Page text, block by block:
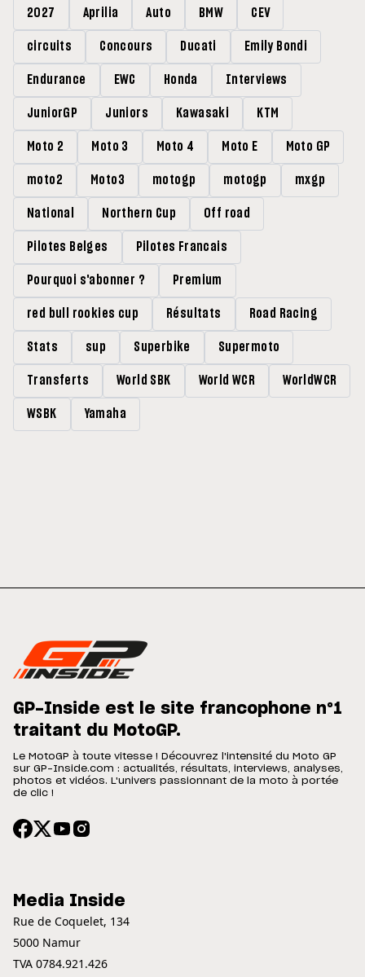
2027 Aprilia Auto BMW CEV
circuits Concours Ducati Emily Bondi
Endurance EWC Honda Interviews
JuniorGP Juniors Kawasaki KTM
Moto 2 Moto 3 Moto 4 Moto E Moto GP
moto2 Moto3 motogp motogp mxgp
National Northern Cup Off road
Pilotes Belges Pilotes Francais
Pourquoi s'abonner ? Premium
red bull rookies cup Résultats Road Racing
Stats sup Superbike Supermoto
Transferts World SBK World WCR WorldWCR
WSBK Yamaha
GP-Inside est le site francophone n°1
traitant du MotoGP.
Le MotoGP à toute vitesse ! Découvrez l'intensité du Moto GP
sur GP-Inside.com : actualités, résultats, interviews, analyses,
photos et vidéos. L'univers passionnant de la moto à portée
de clic !
Media Inside
Rue de Coquelet, 134
5000 Namur
TVA 0784.921.426